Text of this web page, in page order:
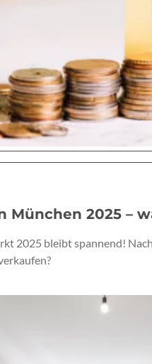
München 2025 –
2025 bleibt spannend!